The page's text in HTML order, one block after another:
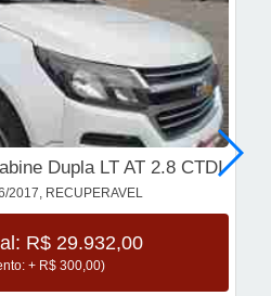
Dupla LT AT 2.8 CTDI
2017, RECUPERAVEL
R$ 29.932,00
+ R$ 300,00)